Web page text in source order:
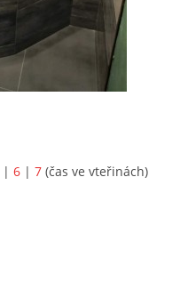
| 6 | 7 (čas ve vteřinách)